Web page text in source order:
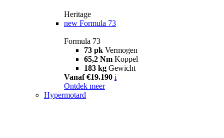
Heritage
new Formula 73
Formula 73
73 pk Vermogen
65,2 Nm Koppel
183 kg Gewicht
Vanaf €19.190 i
Ontdek meer
Hypermotard